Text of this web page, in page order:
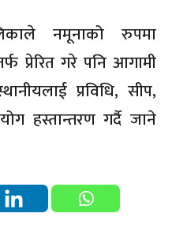
नमूनाको रुपमा
प्रेरित गरे पनि आगामी
प्रविधि, सीप,
हस्तान्तरण गर्दै जाने